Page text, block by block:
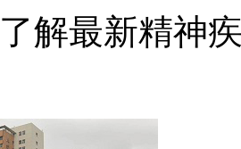
解最新精神